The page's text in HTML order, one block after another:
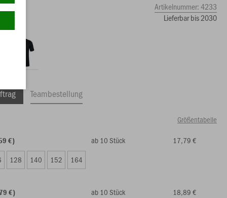
Artikelnummer:4233
Lieferbar bis 2030
Teambestellung
Größentabelle
€) ab 10 Stück
17,79 €
128 140 152 164
€) ab 10 Stück
18,89 €